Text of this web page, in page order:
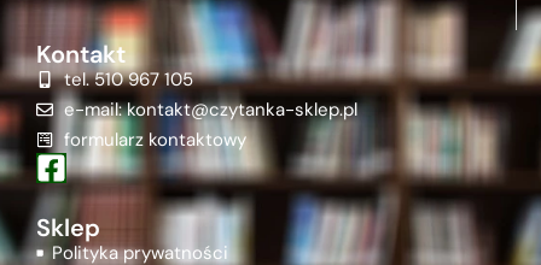
Kontakt
tel. 510 967 105
e-mail: kontakt@czytanka-sklep.pl
formularz kontaktowy
Sklep
Polityka prywatności